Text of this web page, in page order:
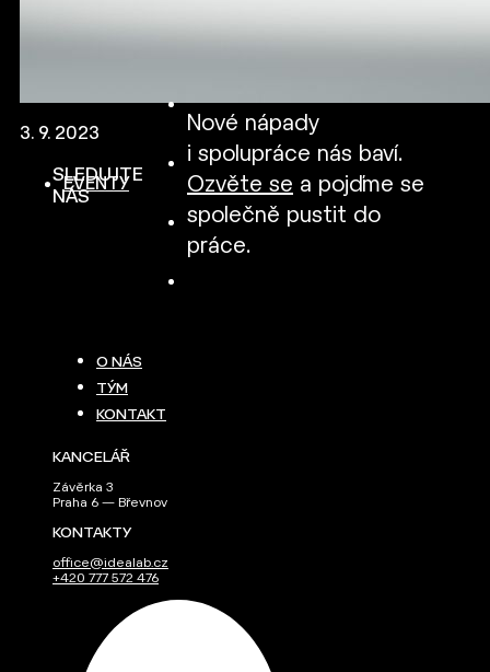
3. 9. 2023
EVENTY
SLEDUJTE
NÁS
Nové nápady
i spolupráce nás baví.
Ozvěte se a pojďme se
společně pustit do
práce.
O NÁS
TÝM
KONTAKT
KANCELÁŘ
Závěrka 3
Praha 6 — Břevnov
KONTAKTY
office@idealab.cz
+420 777 572 476